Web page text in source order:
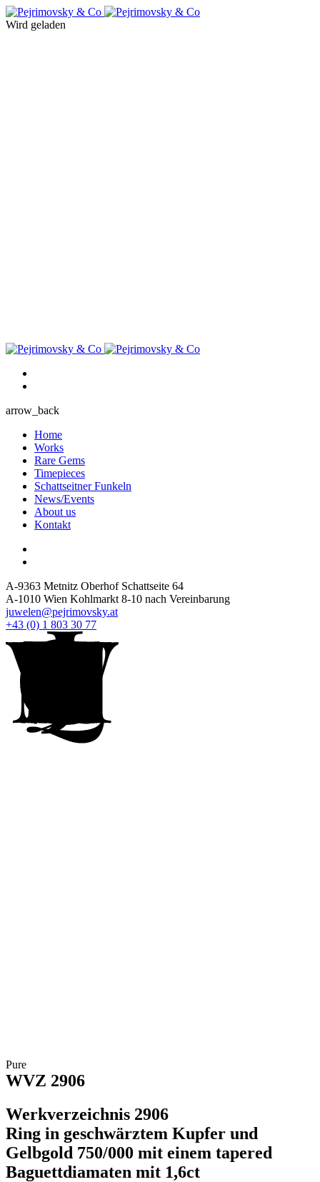
Wird geladen
arrow_back
Home
Works
Rare Gems
Timepieces
Schattseitner Funkeln
News/Events
About us
Kontakt
A-9363 Metnitz Oberhof Schattseite 64
A-1010 Wien Kohlmarkt 8-10 nach Vereinbarung
juwelen@pejrimovsky.at
+43 (0) 1 803 30 77
Pure
WVZ 2906
Werkverzeichnis 2906
Ring in geschwärztem Kupfer und
Gelbgold 750/000 mit einem tapered
Baguettdiamaten mit 1,6ct